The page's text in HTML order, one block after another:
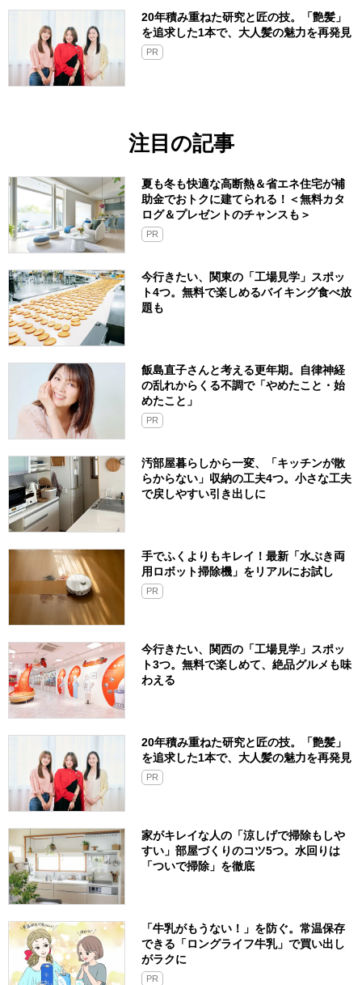
20年積み重ねた研究と匠の技。「艶髪」
を追求した1本で、大人髪の魅力を再発見
PR
注目の記事
夏も冬も快適な高断熱＆省エネ住宅が補
助金でおトクに建てられる！＜無料カタ
ログ＆プレゼントのチャンスも＞
PR
今行きたい、関東の「工場見学」スポッ
ト4つ。無料で楽しめるバイキング食べ放
題も
飯島直子さんと考える更年期。自律神経
の乱れからくる不調で「やめたこと・始
めたこと」
PR
汚部屋暮らしから一変、「キッチンが散
らからない」収納の工夫4つ。小さな工夫
で戻しやすい引き出しに
手でふくよりもキレイ！最新「水ぶき両
用ロボット掃除機」をリアルにお試し
PR
今行きたい、関西の「工場見学」スポッ
ト3つ。無料で楽しめて、絶品グルメも味
わえる
20年積み重ねた研究と匠の技。「艶髪」
を追求した1本で、大人髪の魅力を再発見
PR
家がキレイな人の「涼しげで掃除もしや
すい」部屋づくりのコツ5つ。水回りは
「ついで掃除」を徹底
「牛乳がもうない！」を防ぐ。常温保存
できる「ロングライフ牛乳」で買い出し
がラクに
PR